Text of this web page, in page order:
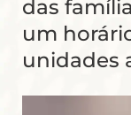
das
um
unidades